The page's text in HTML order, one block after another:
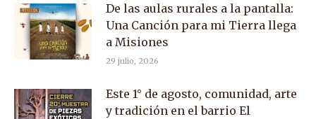
De las aulas rurales a la pantalla:
Una Canción para mi Tierra llega
a Misiones
29 julio, 2026
Este 1° de agosto, comunidad, arte
y tradición en el barrio El